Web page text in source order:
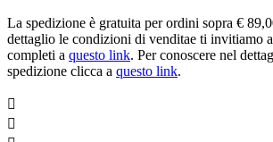
La spedizione è gratuita per ordini sopra €
dettaglio le condizioni di venditae ti invitiamo
completi a questo link. Per conoscere nel
spedizione clicca a questo link.